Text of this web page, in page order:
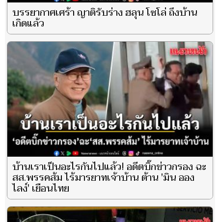
บรรยากาศเศร้า ญาติรับร่าง ฮลุน โซโล่ ถึงบ้าน
เกิดแล้ว
บ้านเราเป็นอะไรกันไปแล้ว! อดีตบิ๊กข่าวกรอง ฉะ
สส.พรรคส้ม ไร้มารยาทเจ้าบ้าน ต้าน 'มิน ออง
ไลง์' เยือนไทย